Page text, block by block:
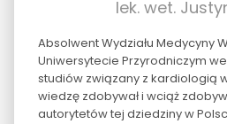
lek. wet.
Absolwent Wydziału Medycyny
Uniwersytecie Przyrodniczym
studiów związany z kardiologią
wiedzę zdobywał i wciąż
autorytetów tej dziedziny w